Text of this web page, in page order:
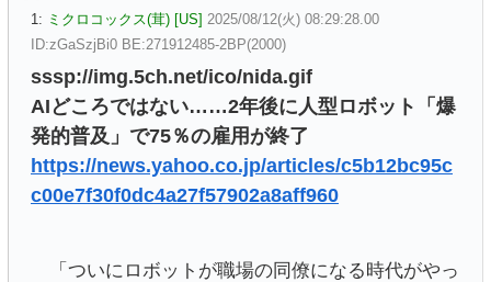
1: ミクロコックス(茸) [US] 2025/08/12(火) 08:29:28.00
ID:zGaSzjBi0 BE:271912485-2BP(2000)
sssp://img.5ch.net/ico/nida.gif
AIどころではない……2年後に人型ロボット「爆
発的普及」で75％の雇用が終了
https://news.yahoo.co.jp/articles/c5b12bc95c
c00e7f30f0dc4a27f57902a8aff960
「ついにロボットが職場の同僚になる時代がやっ